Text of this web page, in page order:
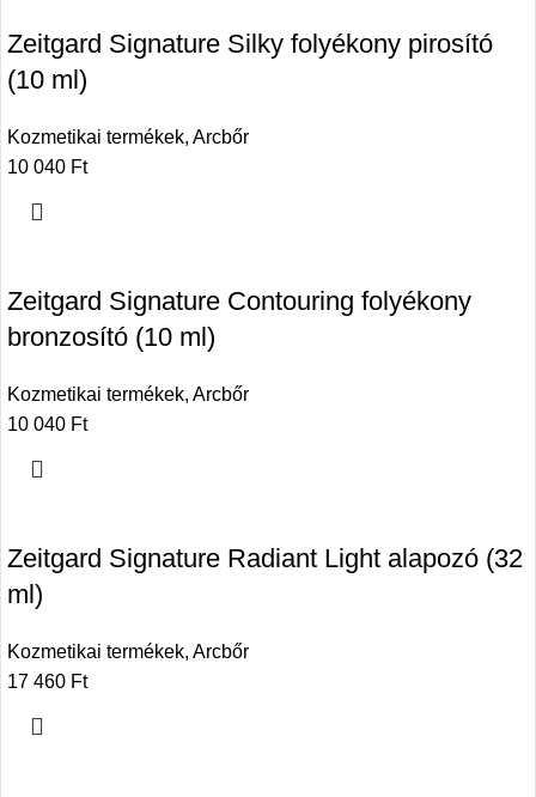
Zeitgard Signature Silky folyékony pirosító
(10 ml)
Kozmetikai termékek, Arcbőr
10 040 Ft
Zeitgard Signature Contouring folyékony
bronzosító (10 ml)
Kozmetikai termékek, Arcbőr
10 040 Ft
Zeitgard Signature Radiant Light alapozó (32
ml)
Kozmetikai termékek, Arcbőr
17 460 Ft